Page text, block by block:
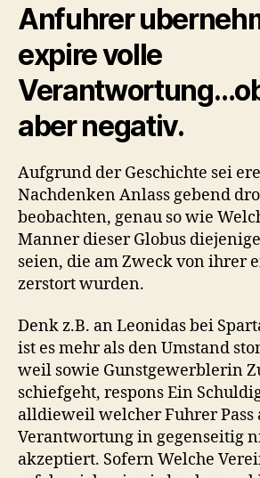
Anfuhrer
expire volle
aber negativ.
Aufgrund der Geschichte sei
Nachdenken Anlass gebend
beobachten, genau so wie
Manner dieser Globus
seien, die am Zweck von ihrer
zerstort wurden.
Denk z.B. an Leonidas bei
ist es mehr als den Umstand
weil sowie Gunstgewerblerin
schiefgeht, respons Ein
alldieweil welcher Fuhrer Pass
Verantwortung in gegenseitig
akzeptiert. Sofern Welche